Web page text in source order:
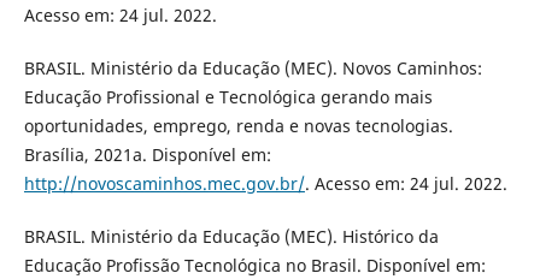
Acesso em: 24 jul. 2022.
BRASIL. Ministério da Educação (MEC). Novos Caminhos:
Educação Profissional e Tecnológica gerando mais
oportunidades, emprego, renda e novas tecnologias.
Brasília, 2021a. Disponível em:
http://novoscaminhos.mec.gov.br/. Acesso em: 24 jul. 2022.
BRASIL. Ministério da Educação (MEC). Histórico da
Educação Profissão Tecnológica no Brasil. Disponível em: